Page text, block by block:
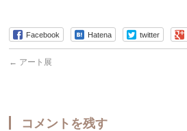
Facebook Hatena twitter
← アート展
コメントを残す